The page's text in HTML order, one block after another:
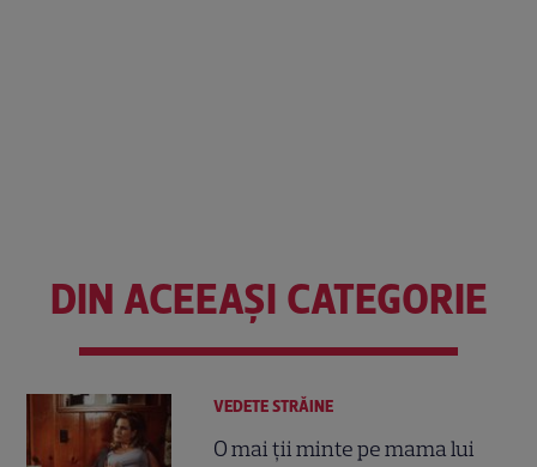
DIN ACEEAȘI CATEGORIE
VEDETE STRĂINE
O mai ții minte pe mama lui